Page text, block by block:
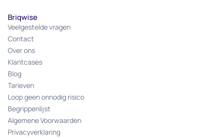
Briqwise
Veelgestelde vragen
Contact
Over ons
Klantcases
Blog
Tarieven
Loop geen onnodig risico
Begrippenlijst
Algemene Voorwaarden
Privacyverklaring